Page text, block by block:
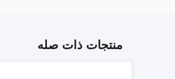
منتجات ذات صله